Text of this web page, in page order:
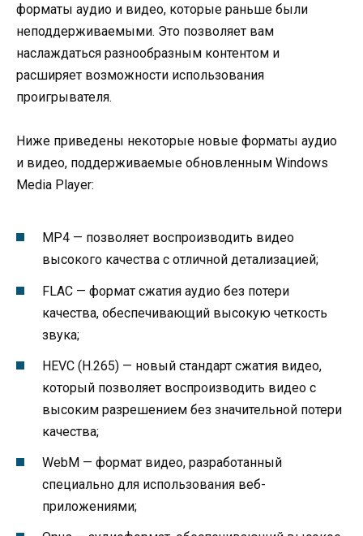
форматы аудио и видео, которые раньше были
неподдерживаемыми. Это позволяет вам
наслаждаться разнообразным контентом и
расширяет возможности использования
проигрывателя.
Ниже приведены некоторые новые форматы аудио
и видео, поддерживаемые обновленным Windows
Media Player:
MP4 — позволяет воспроизводить видео
высокого качества с отличной детализацией;
FLAC — формат сжатия аудио без потери
качества, обеспечивающий высокую четкость
звука;
HEVC (H.265) — новый стандарт сжатия видео,
который позволяет воспроизводить видео с
высоким разрешением без значительной потери
качества;
WebM — формат видео, разработанный
специально для использования веб-
приложениями;